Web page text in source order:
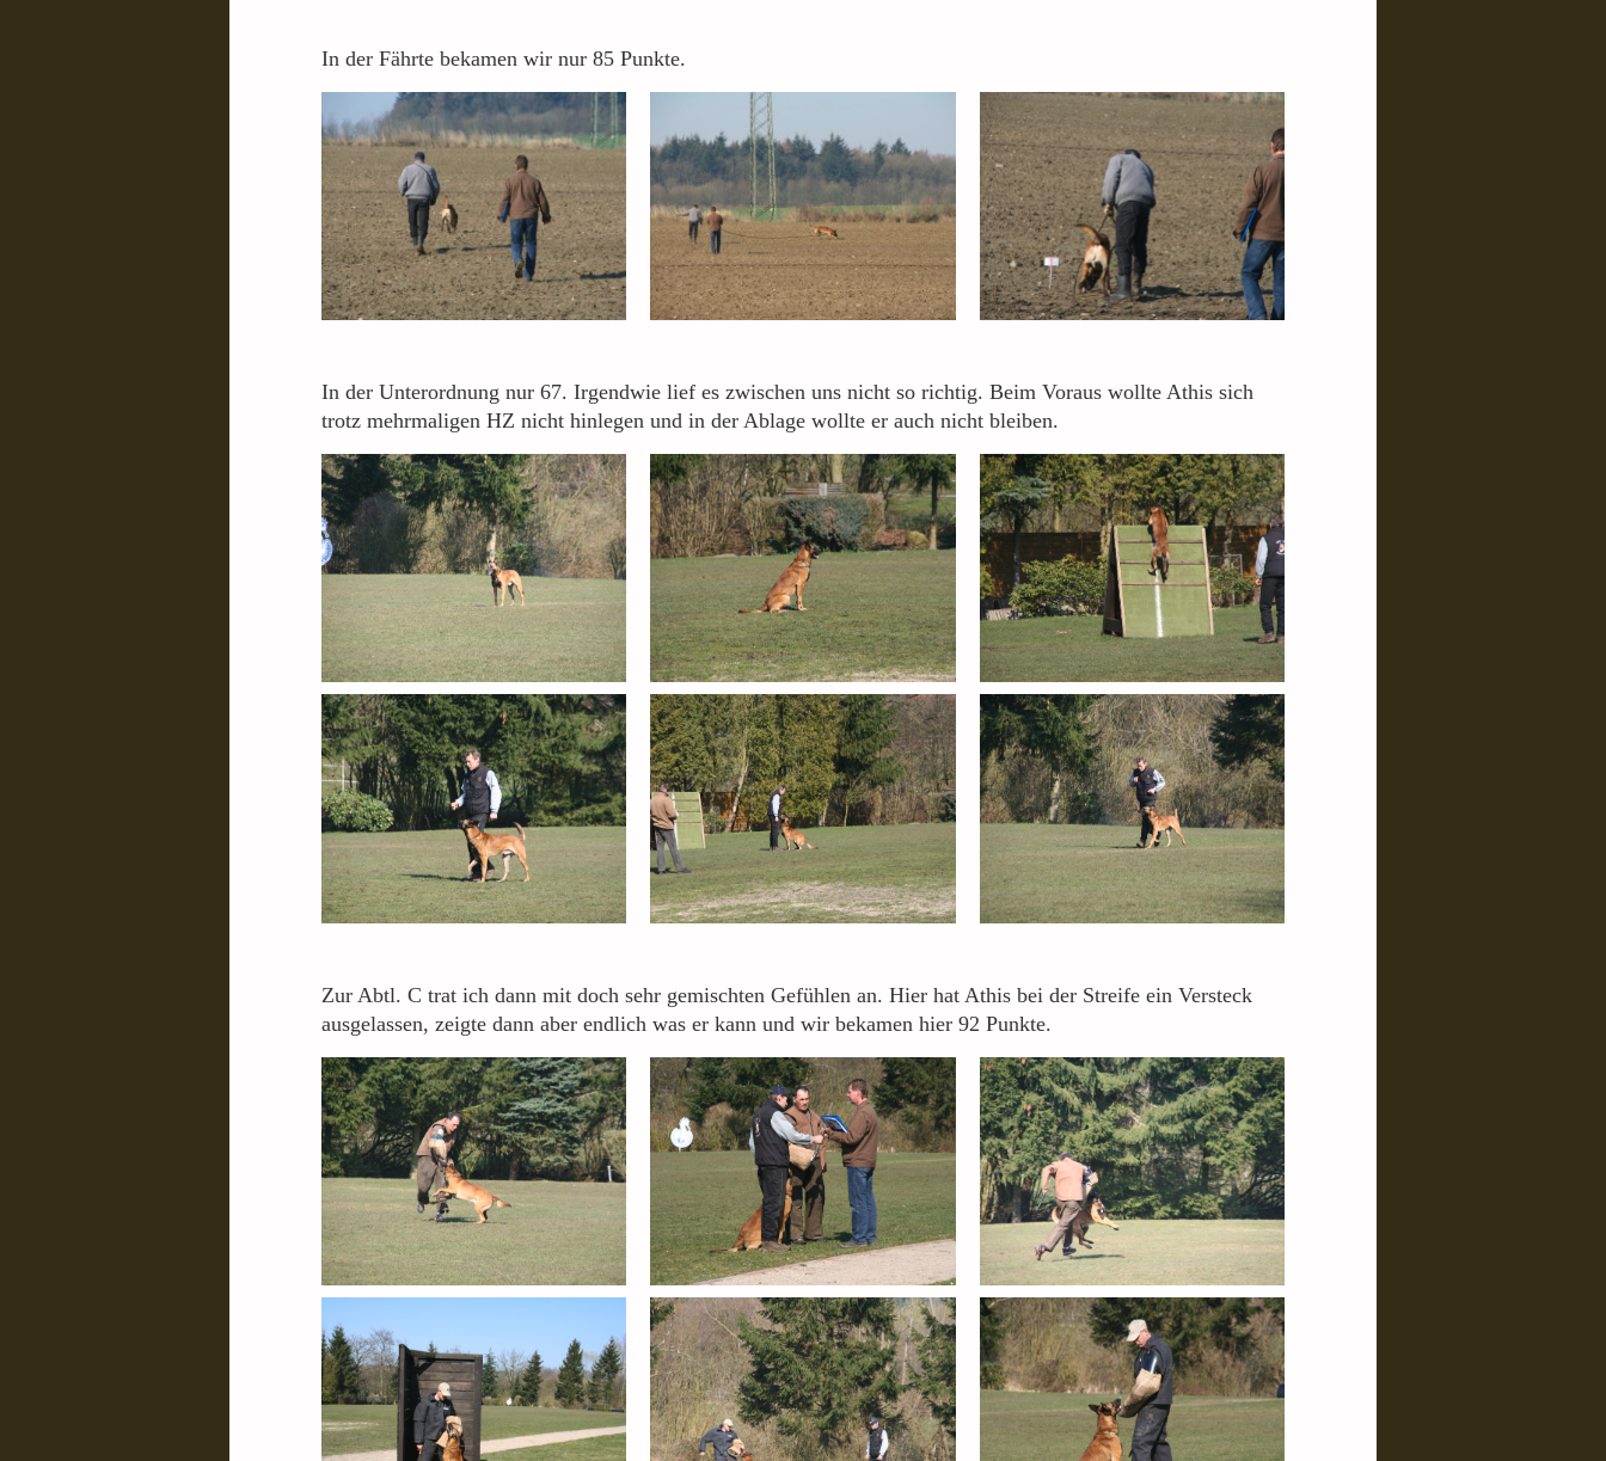
In der Fährte bekamen wir nur 85 Punkte.
In der Unterordnung nur 67. Irgendwie lief es zwischen uns nicht so richtig. Beim Voraus wollte Athis sich
trotz mehrmaligen HZ nicht hinlegen und in der Ablage wollte er auch nicht bleiben.
Zur Abtl. C trat ich dann mit doch sehr gemischten Gefühlen an. Hier hat Athis bei der Streife ein Versteck
ausgelassen, zeigte dann aber endlich was er kann und wir bekamen hier 92 Punkte.